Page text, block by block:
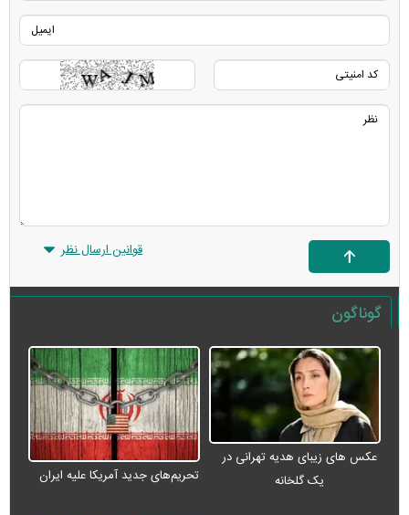
قوانین ارسال نظر
گوناگون
عکس های زیبای هدیه تهرانی در
یک گلخانه
تحریم‌های جدید آمریکا علیه ایران